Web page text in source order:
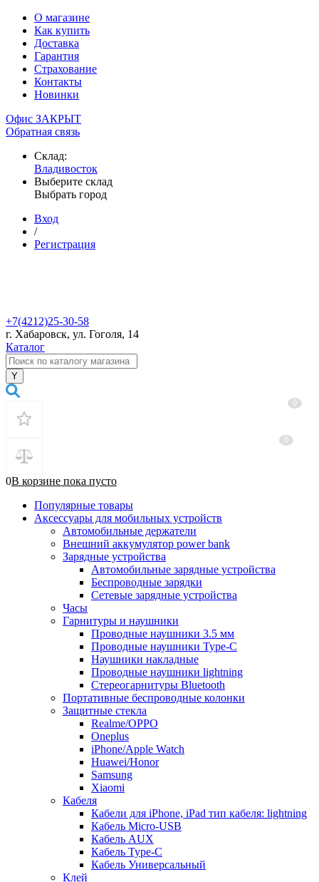
О магазине
Как купить
Доставка
Гарантия
Страхование
Контакты
Новинки
Офис ЗАКРЫТ
Обратная связь
Склад:
Владивосток
Выберите склад
Выбрать город
Вход
/
Регистрация
+7(4212)25-30-58
г. Хабаровск, ул. Гоголя, 14
Каталог
0В корзине пока пусто
Популярные товары
Аксессуары для мобильных устройств
Автомобильные держатели
Внешний аккумулятор power bank
Зарядные устройства
Автомобильные зарядные устройства
Беспроводные зарядки
Сетевые зарядные устройства
Часы
Гарнитуры и наушники
Проводные наушники 3.5 мм
Проводные наушники Type-C
Наушники накладные
Проводные наушники lightning
Стереогарнитуры Bluetooth
Портативные беспроводные колонки
Защитные стекла
Realme/OPPO
Oneplus
iPhone/Apple Watch
Huawei/Honor
Samsung
Xiaomi
Кабеля
Кабели для iPhone, iPad тип кабеля: lightning
Кабель Micro-USB
Кабель AUX
Кабель Type-C
Кабель Универсальный
Клей